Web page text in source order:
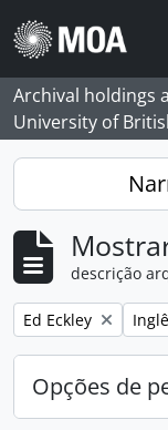
Skip to main content
Archival holdings
University of
descrição
Remove filter:
Ed Eckley
Opções de